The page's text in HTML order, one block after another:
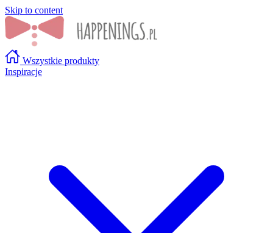
Skip to content
Wszystkie produkty
Inspiracje